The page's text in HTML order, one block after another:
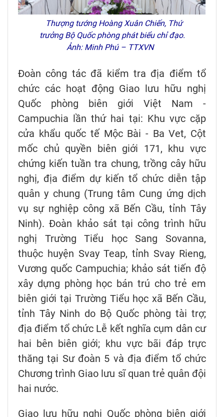
Thượng tướng Hoàng Xuân Chiến, Thứ
trưởng Bộ Quốc phòng phát biểu chỉ đạo.
Ảnh: Minh Phú – TTXVN
Đoàn công tác đã kiểm tra địa điểm tổ
chức các hoạt động Giao lưu hữu nghị
Quốc phòng biên giới Việt Nam -
Campuchia lần thứ hai tại: Khu vực cặp
cửa khẩu quốc tế Mộc Bài - Ba Vet, Cột
mốc chủ quyền biên giới 171, khu vực
chứng kiến tuần tra chung, trồng cây hữu
nghị, địa điểm dự kiến tổ chức diễn tập
quân y chung (Trung tâm Cung ứng dịch
vụ sự nghiệp công xã Bến Cầu, tỉnh Tây
Ninh). Đoàn khảo sát tại công trình hữu
nghị Trường Tiểu học Sang Sovanna,
thuộc huyện Svay Teap, tỉnh Svay Rieng,
Vương quốc Campuchia; khảo sát tiến độ
xây dựng phòng học bán trú cho trẻ em
biên giới tại Trường Tiểu học xã Bến Cầu,
tỉnh Tây Ninh do Bộ Quốc phòng tài trợ;
địa điểm tổ chức Lễ kết nghĩa cụm dân cư
hai bên biên giới; khu vực bãi đáp trực
thăng tại Sư đoàn 5 và địa điểm tổ chức
Chương trình Giao lưu sĩ quan trẻ quân đội
hai nước.
Giao lưu hữu nghị Quốc phòng biên giới